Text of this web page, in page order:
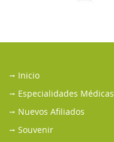
Inicio
Especialidades Médicas
Nuevos Afiliados
Souvenir